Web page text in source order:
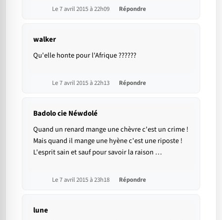
Le 7 avril 2015 à 22h09 Répondre
walker
Qu'elle honte pour l'Afrique ??????
Le 7 avril 2015 à 22h13 Répondre
Badolo cie Néwdolé
Quand un renard mange une chèvre c'est un crime !
Mais quand il mange une hyène c'est une riposte !
L'esprit sain et sauf pour savoir la raison …
Le 7 avril 2015 à 23h18 Répondre
lune